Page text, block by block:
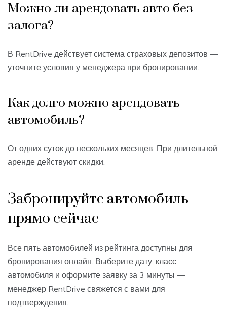
Можно ли арендовать авто без
залога?
В RentDrive действует система страховых депозитов —
уточните условия у менеджера при бронировании.
Как долго можно арендовать
автомобиль?
От одних суток до нескольких месяцев. При длительной
аренде действуют скидки.
Забронируйте автомобиль
прямо сейчас
Все пять автомобилей из рейтинга доступны для
бронирования онлайн. Выберите дату, класс
автомобиля и оформите заявку за 3 минуты —
менеджер RentDrive свяжется с вами для
подтверждения.